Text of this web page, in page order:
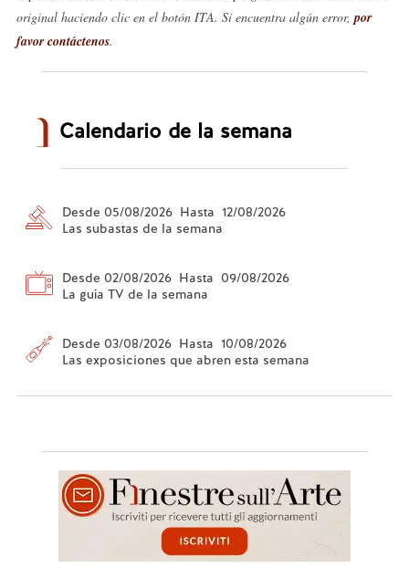
original haciendo clic en el botón ITA. Si encuentra algún error, por
favor contáctenos.
Calendario de la semana
Desde 05/08/2026 Hasta 12/08/2026
Las subastas de la semana
Desde 02/08/2026 Hasta 09/08/2026
La guía TV de la semana
Desde 03/08/2026 Hasta 10/08/2026
Las exposiciones que abren esta semana